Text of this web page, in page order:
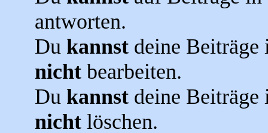
antworten.
Du kannst deine Beiträge
nicht bearbeiten.
Du kannst deine Beiträge
nicht löschen.